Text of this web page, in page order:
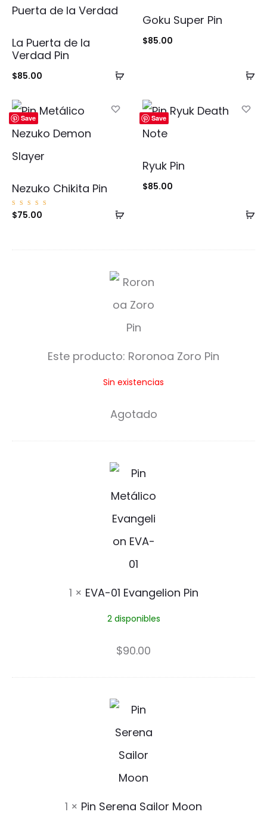
Añadir
carrito
La Puerta de la
Verdad Pin
$85.00
Goku Super Pin
$85.00
Save
Añadir
carrito
Nezuko Chikita Pin
Valorad
o con
$75.00
Save
Ryuk Pin
$85.00
R
o
r
o
a
o
P
i
n
Este producto: Roronoa Zoro Pin
Sin existencias
Agotado
E
V
A
-
0
v
a
e
l
i
o
n
1 × EVA-01 Evangelion Pin
2 disponibles
$90.00
P
i
n
S
1 × Pin Serena Sailor Moon